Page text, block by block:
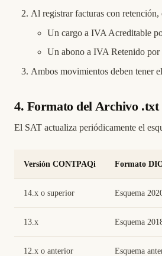
Al registrar facturas con
Un cargo a IVA Acreditable
Un abono a IVA Retenido por
Ambos movimientos deben tener el
4. Formato del Archivo
El SAT actualiza periódicamente el
Versión CONTPAQi Formato
14.x o superior Esquema
13.x Esquema
12.x o anterior Esquema